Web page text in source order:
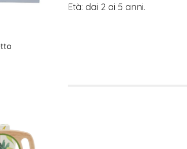
Età: dai 2 ai 5 anni.